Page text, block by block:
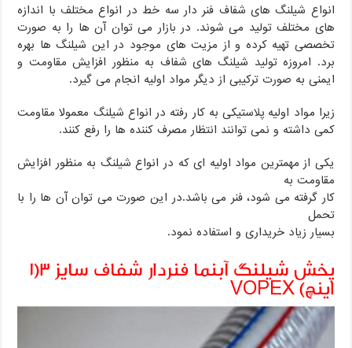
انواع شیلنگ های شفاف فنر دار سه خط در انواع مختلف با اندازه
های مختلف تولید می شوند. در بازار می توان آن ها را به صورت
تخصصی تهیه کرده و از مزیت های موجود در این شیلنگ ها بهره
برد. امروزه تولید شیلنگ های شفاف به منظور افزایش مقاومت و
ایمنی به صورت ترکیبی از دیگر مواد اولیه انجام می گیرد.
زیرا مواد اولیه پلاستیکی به کار رفته در انواع شیلنگ معمولا مقاومت
کمی داشته و نمی توانند انتظار مصرف کننده ها را رفع کنند.
یکی از مهمترین مواد اولیه ای که در انواع شیلنگ به منظور افزایش
مقاومت به
کار گرفته می شود، فنر می باشد.در این صورت می توان آن ها را با
تحمل
بسیار زیاد خریداری و استفاده نمود.
پخش شیلنگ آبنما فنردار شفاف سایز ۳(۱
اینچ) VOPEX